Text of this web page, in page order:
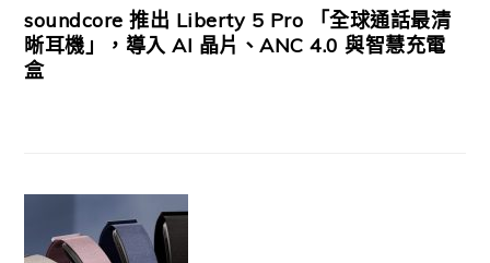
soundcore 推出 Liberty 5 Pro 「全球通話最清
晰耳機」，導入 AI 晶片、ANC 4.0 與智慧充電
盒